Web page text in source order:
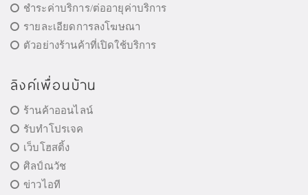
ชำระค่าบริการ/ต่ออายุค่าบริการ
รายละเอียดการลงโฆษณา
ตัวอย่างร้านค้าที่เปิดใช้บริการ
ลิงค์เพื่อนบ้าน
ร้านค้าออนไลน์
รับทำโปรเจค
เว็บโฮสติ้ง
ศิลป์ณวัช
ข่าวไอที